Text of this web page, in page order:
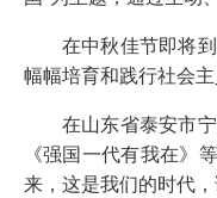
在中秋佳节即将到
幅幅培育和践行社会
在山东省泰安市宁
《强国一代有我在》
来，这是我们的时代